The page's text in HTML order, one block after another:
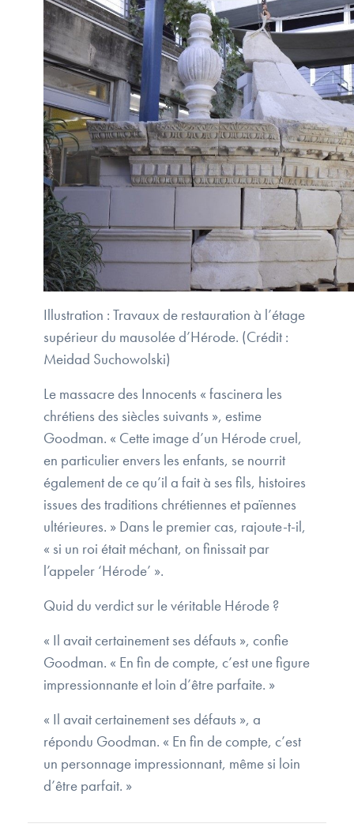
Illustration : Travaux de restauration à l’étage
supérieur du mausolée d’Hérode. (Crédit :
Meidad Suchowolski)
Le massacre des Innocents « fascinera les
chrétiens des siècles suivants », estime
Goodman. « Cette image d’un Hérode cruel,
en particulier envers les enfants, se nourrit
également de ce qu’il a fait à ses fils, histoires
issues des traditions chrétiennes et païennes
ultérieures. » Dans le premier cas, rajoute-t-il,
« si un roi était méchant, on finissait par
l’appeler ‘Hérode’ ».
Quid du verdict sur le véritable Hérode ?
« Il avait certainement ses défauts », confie
Goodman. « En fin de compte, c’est une figure
impressionnante et loin d’être parfaite. »
« Il avait certainement ses défauts », a
répondu Goodman. « En fin de compte, c’est
un personnage impressionnant, même si loin
d’être parfait. »